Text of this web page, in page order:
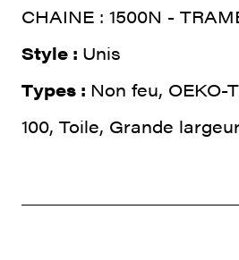
CHAINE : 1500N -
Style : Unis
Types : Non feu, OEKO-
100, Toile, Grande